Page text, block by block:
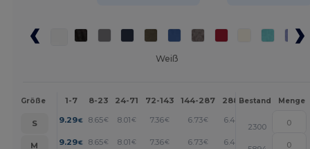
Weiß
Größe 1-7 8-23 24-71 72-143 144-287 288 + Mehr
Bestand Menge
S 9.29€ 8.65€ 8.01€ 7.36€ 6.73€ 6.41 +
2300
M
9.29€ 8.65€ 8.01€ 7.36€ 6.73€ 6.41 +